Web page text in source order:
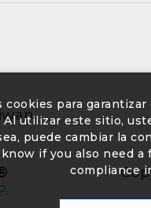
cookies para
utilizar este sitio,
puede cambiar la
if you also need
compliance